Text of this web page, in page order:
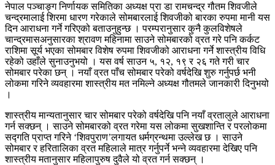
नेपाल पञ्चाङ्ग निर्णायक समितिका अध्यक्ष प्रा डा रामचन्द्र गौतम शिवजीले
चन्द्रमालाई शिरमा धारण गरेकाले सोमबारलाई शिवजीको बारका रुपमा मानी यस
दिन आराधना गर्ने गरिएको बताउनुहुन्छ । परम्परानुसार कुनै कुलविशेषले
चान्द्रमासअनुसारका श्रावण महिनामा साउने सोमबारको व्रत गरे पनि कर्कट
राशिमा सूर्य भएका सोमबार विशेष रुपमा शिवजीको आराधना गर्ने शास्त्रीय विधि
रहेको उहाँले सुनाउनुभयो । यस वर्ष साउन ५, १२, १९ र २६ गते गरी चार
सोमबार परेका छन् । नयाँ व्रत पाँच सोमबार परेको वर्षदेखि शुरु गर्नुपर्छ भनी
लोकमा गरिने व्यवहारमा शास्त्रीय मत नमिल्ने अध्यक्ष गौतमले जानकारी दिनुभयो
।
शास्त्रीय मान्यतानुसार चार सोमबार परेको वर्षदेखि पनि नयाँ व्रतालुले आराधना
गर्न सक्छन् । साउने सोमबारको व्रत गरेमा यस लोकमा सुखशान्ति र परलोकमा
सद्गति प्राप्त गरिने ‘शिवपुराण’लगायत धर्मग्रन्थमा उल्लेख छ । साउने
सोमबार र हरितालिका व्रत महिलाले मात्र गर्नुपर्ने भन्ने व्यवहारमा देखिए पनि
शास्त्रीय मतानुसार महिलापुरुष दुवैले यो व्रत गर्न सक्छन् ।